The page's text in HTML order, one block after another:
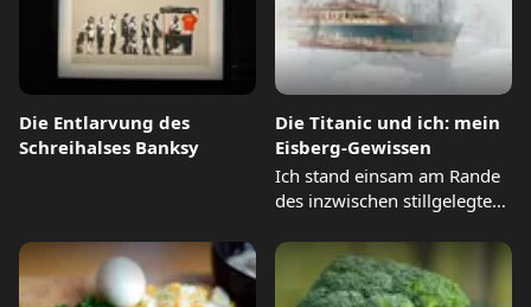
Die Entlarvung des
Schreihalses Banksy
Die Titanic und ich: mein
Eisberg-Gewissen
Ich stand einsam am Rande
des inzwischen stillgelegten